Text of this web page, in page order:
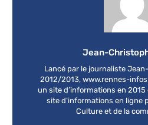
Jean-
Lancé par le journaliste
2012/2013, www.rennes-
un site d’informations en
site d’informations en ligne
Culture et de la